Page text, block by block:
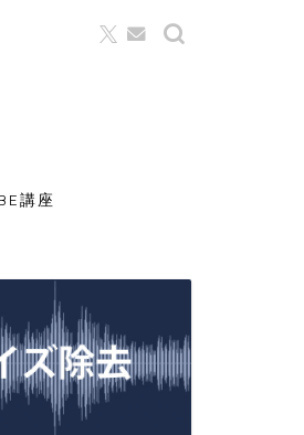
講座